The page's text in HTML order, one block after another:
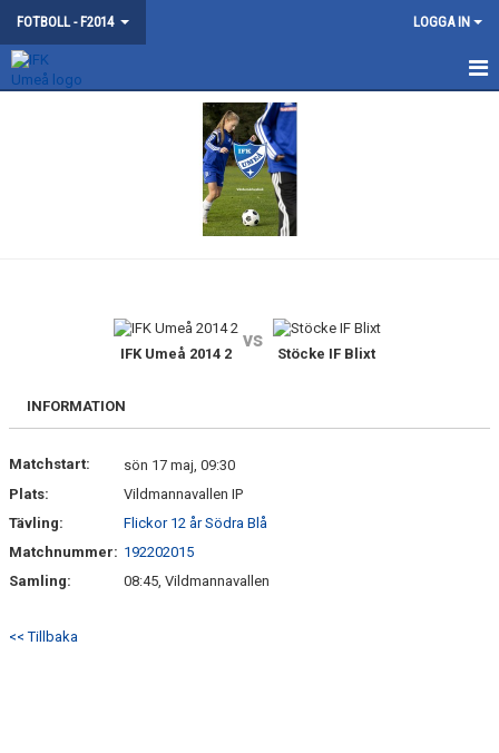
FOTBOLL - F2014 LOGGA IN
DOKUMENT
IFK Umeå 2014 2
vs
Stöcke IF Blixt
INFORMATION
Matchstart:
sön 17 maj, 09:30
Plats:
Vildmannavallen IP
Tävling:
Flickor 12 år Södra Blå
Matchnummer: 192202015
Samling:
08:45, Vildmannavallen
<< Tillbaka